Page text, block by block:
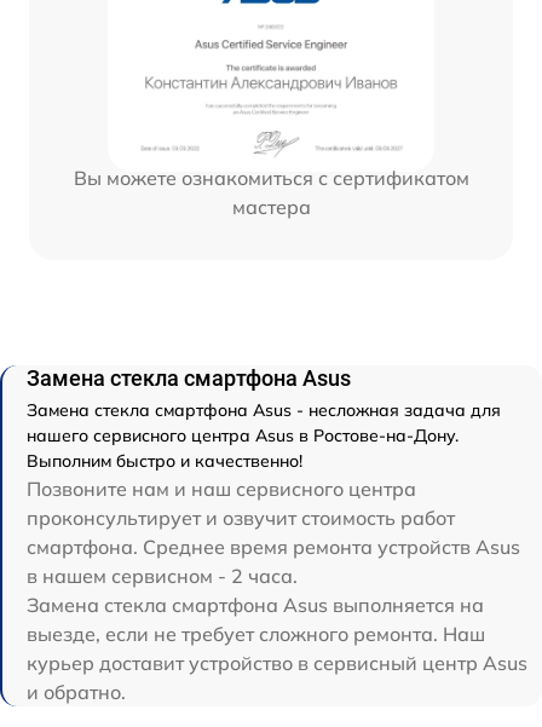
Вы можете ознакомиться с сертификатом
мастера
Замена стекла смартфона Asus
Замена стекла смартфона Asus - несложная задача для
нашего сервисного центра Asus в Ростове-на-Дону.
Выполним быстро и качественно!
Позвоните нам и наш сервисного центра
проконсультирует и озвучит стоимость работ
смартфона. Среднее время ремонта устройств Asus
в нашем сервисном - 2 часа.
Замена стекла смартфона Asus выполняется на
выезде, если не требует сложного ремонта. Наш
курьер доставит устройство в сервисный центр Asus
и обратно.